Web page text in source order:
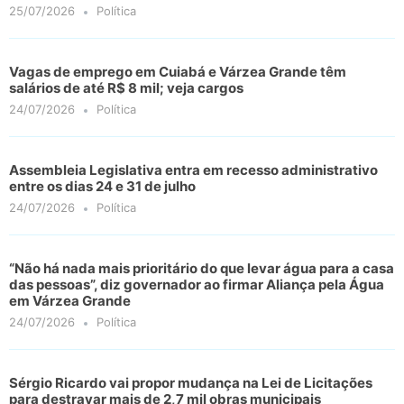
25/07/2026 Política
Vagas de emprego em Cuiabá e Várzea Grande têm
salários de até R$ 8 mil; veja cargos
24/07/2026 Política
Assembleia Legislativa entra em recesso administrativo
entre os dias 24 e 31 de julho
24/07/2026 Política
“Não há nada mais prioritário do que levar água para a casa
das pessoas”, diz governador ao firmar Aliança pela Água
em Várzea Grande
24/07/2026 Política
Sérgio Ricardo vai propor mudança na Lei de Licitações
para destravar mais de 2,7 mil obras municipais